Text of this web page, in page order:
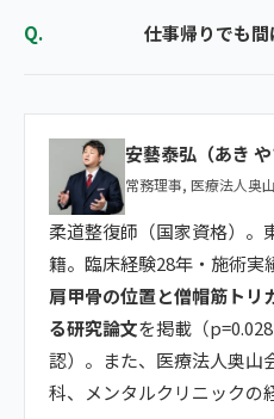
仕事帰りでも
安藝泰弘（あき や
常務理事, 医療法人奥
柔道整復師（国家資格）。
籍。臨床経験28年・施術実
肩甲骨の位置と僧帽筋トリ
る研究論文を掲載（
認）。また、医療法人奥山
科、メンタルクリニックの